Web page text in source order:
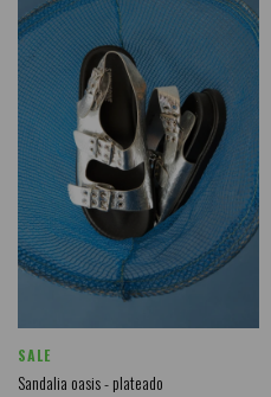
SALE
Sandalia oasis - plateado